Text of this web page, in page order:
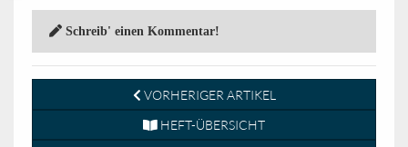
Schreib' einen Kommentar!
VORHERIGER ARTIKEL
HEFT-ÜBERSICHT